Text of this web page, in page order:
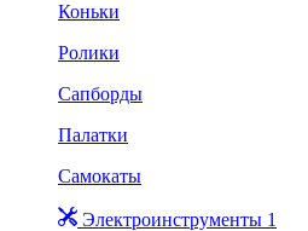
Коньки
Ролики
Сапборды
Палатки
Самокаты
Электроинструменты 1